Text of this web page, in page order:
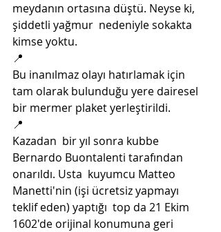
meydanın ortasına düştü. Neyse ki,
şiddetli yağmur  nedeniyle sokakta
kimse yoktu.
📍
Bu inanılmaz olayı hatırlamak için
tam olarak bulunduğu yere dairesel
bir mermer plaket yerleştirildi.
📍
Kazadan  bir yıl sonra kubbe
Bernardo Buontalenti tarafından
onarıldı. Usta  kuyumcu Matteo
Manetti'nin (işi ücretsiz yapmayı
teklif eden) yaptığı  top da 21 Ekim
1602'de orijinal konumuna geri